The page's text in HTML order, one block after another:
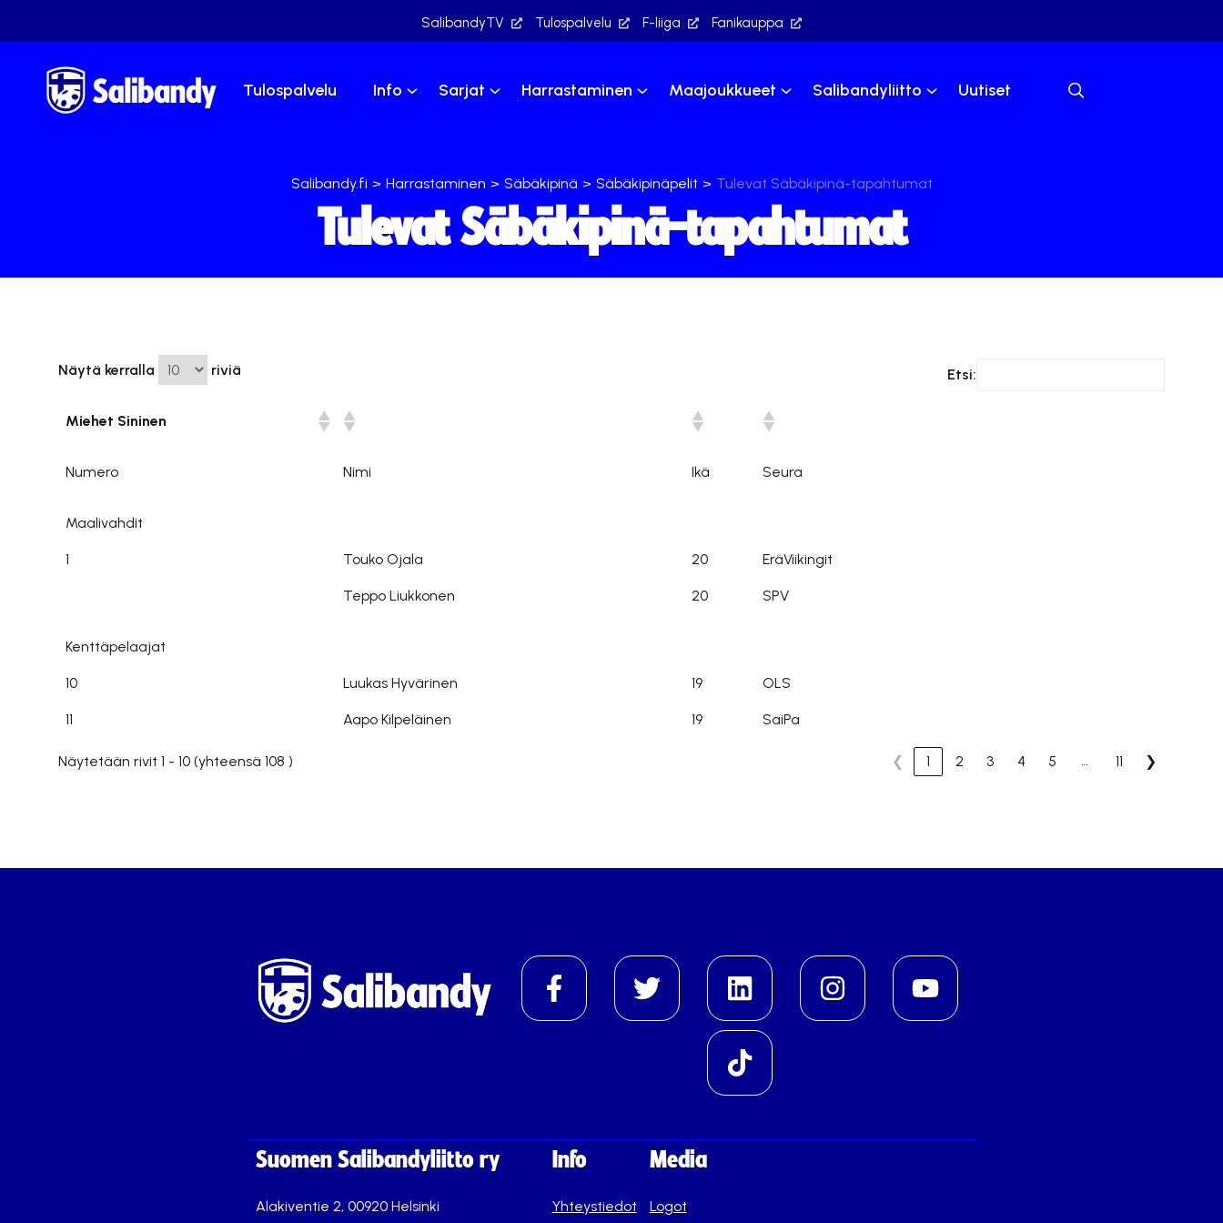
SalibandyTV Tulospalvelu F-liiga Fanikauppa
Tulospalvelu Info Sarjat Harrastaminen Maajoukkueet Salibandyliitto Uutiset
Salibandy.fi > Harrastaminen > Säbäkipinä > Säbäkipinäpelit > Tulevat Säbäkipinä-tapahtumat
Tulevat Säbäkipinä-tapahtumat
Näytä kerralla riviä Etsi:
Miehet Sininen
Numero Nimi Ikä Seura
Maalivahdit
1 Touko Ojala 20 EräViikingit
Teppo Liukkonen 20 SPV
Kenttäpelaajat
10 Luukas Hyvärinen 19 OLS
11 Aapo Kilpeläinen 19 SaiPa
Näytetään rivit 1 - 10 (yhteensä 108 ) ❮ 1 2 3 4 5 … 11 ❯
Suomen Salibandyliitto ry
Alakiventie 2, 00920 Helsinki
Info
Yhteystiedot
Media
Logot